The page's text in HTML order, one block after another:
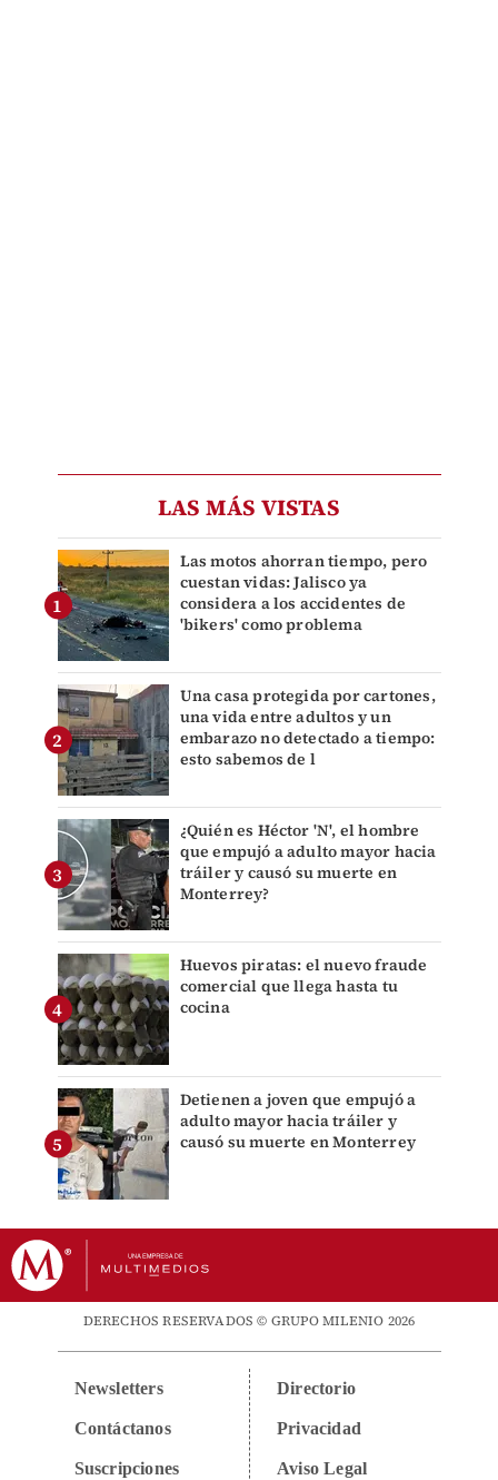
LAS MÁS VISTAS
Las motos ahorran tiempo, pero
cuestan vidas: Jalisco ya
considera a los accidentes de
'bikers' como problema
Una casa protegida por cartones,
una vida entre adultos y un
embarazo no detectado a tiempo:
esto sabemos de l
¿Quién es Héctor 'N', el hombre
que empujó a adulto mayor hacia
tráiler y causó su muerte en
Monterrey?
Huevos piratas: el nuevo fraude
comercial que llega hasta tu
cocina
Detienen a joven que empujó a
adulto mayor hacia tráiler y
causó su muerte en Monterrey
DERECHOS RESERVADOS © GRUPO MILENIO 2026
Newsletters
Contáctanos
Suscripciones
Directorio
Privacidad
Aviso Legal